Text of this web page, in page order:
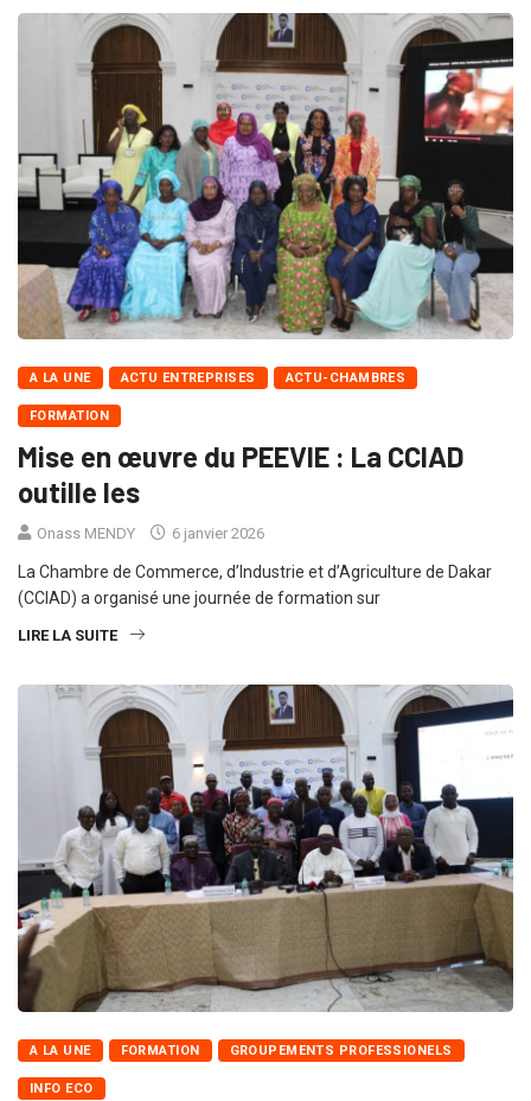
A LA UNE ACTU ENTREPRISES ACTU-CHAMBRES
FORMATION
Mise en œuvre du PEEVIE : La CCIAD
outille les
Onass MENDY 6 janvier 2026
La Chambre de Commerce, d’Industrie et d’Agriculture de Dakar
(CCIAD) a organisé une journée de formation sur
LIRE LA SUITE
A LA UNE FORMATION GROUPEMENTS PROFESSIONELS
INFO ECO